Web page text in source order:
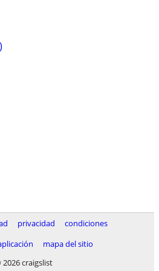
privacidad
condiciones
mapa del sitio
craigslist